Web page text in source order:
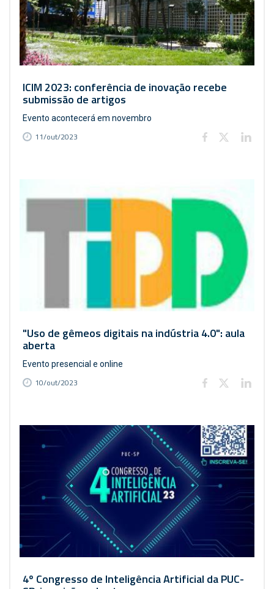
ICIM 2023: conferência de inovação recebe
submissão de artigos
Evento acontecerá em novembro
11/out/2023
"Uso de gêmeos digitais na indústria 4.0": aula
aberta
Evento presencial e online
10/out/2023
4º Congresso de Inteligência Artificial da PUC-